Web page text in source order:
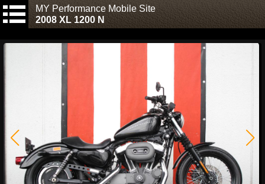
MY Performance Mobile Site
2008 XL 1200 N